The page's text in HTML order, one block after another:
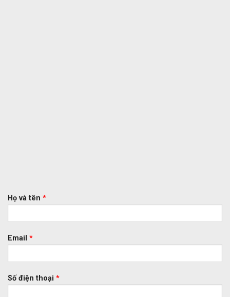
Họ và tên *
Email *
Số điện thoại *